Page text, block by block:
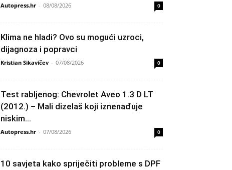
Autopress.hr - 08/08/2026 0
Klima ne hladi? Ovo su mogući uzroci,
dijagnoza i popravci
Kristian Sikavičev - 07/08/2026 0
Test rabljenog: Chevrolet Aveo 1.3 D LT
(2012.) – Mali dizelaš koji iznenađuje
niskim...
Autopress.hr - 07/08/2026 0
10 savjeta kako spriječiti probleme s DPF